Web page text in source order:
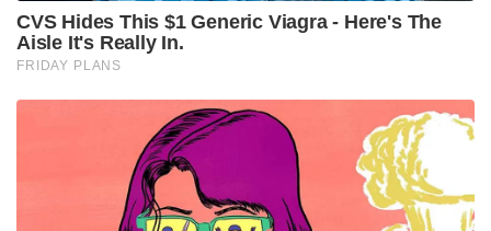
Tags: Arvind Kejriwal